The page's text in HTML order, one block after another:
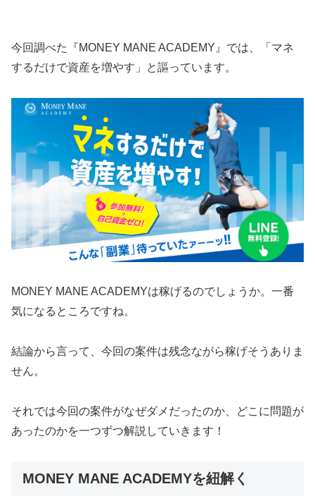
今回調べた『MONEY MANE ACADEMY』では、
「マネ
するだけで資産を増やす」
と謳っています。
MONEY MANE ACADEMYは稼げるのでしょうか。一番
気になるところですね。
結論から言って、 今回の案件は残念ながら稼げそうありま
せん。
それでは今回の案件がなぜダメだったのか、どこに問題が
あったのかを一つずつ解説していきます！
MONEY MANE ACADEMYを紐解く